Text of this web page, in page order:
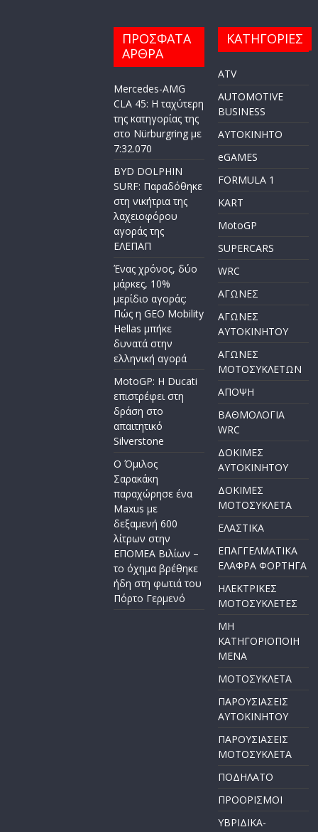
ΠΡΟΣΦΑΤΑ
ΑΡΘΡΑ
Mercedes-AMG
CLA 45: Η ταχύτερη
της κατηγορίας της
στο Nürburgring με
7:32.070
BYD DOLPHIN
SURF: Παραδόθηκε
στη νικήτρια της
λαχειοφόρου
αγοράς της
ΕΛΕΠΑΠ
Ένας χρόνος, δύο
μάρκες, 10%
μερίδιο αγοράς:
Πώς η GEO Mobility
Hellas μπήκε
δυνατά στην
ελληνική αγορά
MotoGP: Η Ducati
επιστρέφει στη
δράση στο
απαιτητικό
Silverstone
Ο Όμιλος
Σαρακάκη
παραχώρησε ένα
Maxus με
δεξαμενή 600
λίτρων στην
ΕΠΟΜΕΑ Βιλίων –
το όχημα βρέθηκε
ήδη στη φωτιά του
Πόρτο Γερμενό
ΚΑΤΗΓΟΡΙΕΣ
ATV
AUTOMOTIVE
BUSINESS
AYTOKINHTO
eGAMES
FORMULA 1
KART
MotoGP
SUPERCARS
WRC
ΑΓΩΝΕΣ
ΑΓΩΝΕΣ
AYTOKINHTOY
ΑΓΩΝΕΣ
ΜΟΤΟΣΥΚΛΕΤΩΝ
ΑΠΟΨΗ
ΒΑΘΜΟΛΟΓΙΑ
WRC
ΔΟΚΙΜΕΣ
ΑΥΤΟΚΙΝΗΤΟΥ
ΔΟΚΙΜΕΣ
ΜΟΤΟΣΥΚΛΕΤΑ
ΕΛΑΣΤΙΚΑ
ΕΠΑΓΓΕΛΜΑΤΙΚΑ
ΕΛΑΦΡΑ ΦΟΡΤΗΓΑ
ΗΛΕΚΤΡΙΚΕΣ
ΜΟΤΟΣΥΚΛΕΤΕΣ
ΜΗ
ΚΑΤΗΓΟΡΙΟΠΟΙΗ
ΜΕΝΑ
ΜΟΤΟΣΥΚΛΕΤΑ
ΠΑΡΟΥΣΙΑΣΕΙΣ
ΑΥΤΟΚΙΝΗΤΟΥ
ΠΑΡΟΥΣΙΑΣΕΙΣ
ΜΟΤΟΣΥΚΛΕΤΑ
ΠΟΔΗΛΑΤΟ
ΠΡΟΟΡΙΣΜΟΙ
ΥΒΡΙΔΙΚΑ-